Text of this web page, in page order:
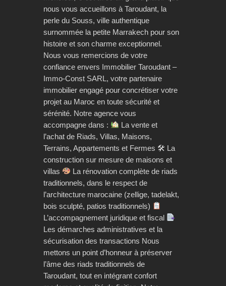
nous vous accueillons à Taroudant, la
perle du Souss, ville authentique
surnommée la petite Marrakech pour son
histoire et son charme exceptionnel.
Nous vous remercions de votre
confiance envers Immobilier Taroudant –
Immo-Const SARL, votre partenaire
immobilier engagé pour concrétiser votre
projet au Maroc en toute sécurité et
sérénité. Notre agence vous
accompagne dans :
La vente et
l’achat de Riads, Villas, Maisons,
Terrains, Appartements et Fermes 🛠 La
construction sur mesure de maisons et
villas
La rénovation complète de riads
traditionnels, dans le respect de
l’architecture marocaine (zellige, tadelakt,
bois sculpté, patios traditionnels)
L’accompagnement juridique et fiscal
Les démarches administratives et la
sécurisation des transactions Nous
mettons un point d’honneur à préserver
l’âme des riads traditionnels de
Taroudant, tout en intégrant confort